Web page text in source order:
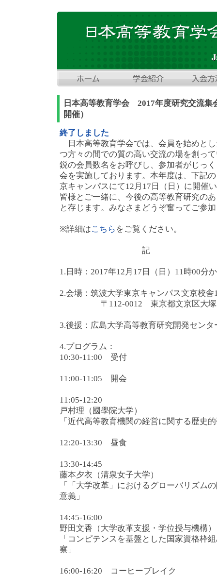
日本高等教育学会 2017年度研究交流集
開催）
終了しました
日本高等教育学会では、会員を始めと
つ方々の間での質の高い交流の場を創っ
鋭の会員数名をお呼びし、参加者がじっ
会を実施しております。本年度は、下記
京キャンパスにて12月17日（日）に開催
皆様とご一緒に、今後の高等教育研究の
と存じます。みなさまどうぞ奮ってご参
※詳細はこちら をご覧ください。
記
1.日時：2017年12月17日（日）11時00分
2.会場：筑波大学東京キャンパス文京校舎
〒112-0012 東京都文京区大塚
3.後援：広島大学高等教育研究開発センタ
4.プログラム：
10:30-11:00 受付
11:00-11:05 開会
11:05-12:20
戸村理（國學院大学）
「近代高等教育機関の経営に関する歴史
12:20-13:30 昼食
13:30-14:45
藤本夕衣（清泉女子大学）
「「大学改革」におけるグローバリズム
意義」
14:45-16:00
野田文香（大学改革支援・学位授与機構）
「コンピテンスを基盤とした国家資格枠
察」
16:00-16:20 コーヒーブレイク